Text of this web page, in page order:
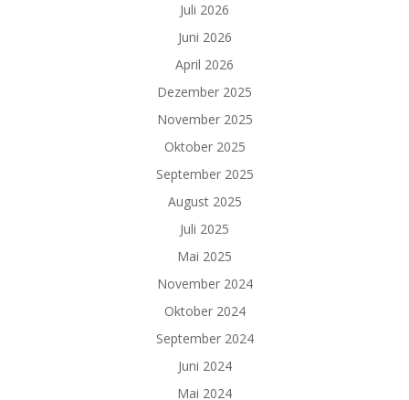
Juli 2026
Juni 2026
April 2026
Dezember 2025
November 2025
Oktober 2025
September 2025
August 2025
Juli 2025
Mai 2025
November 2024
Oktober 2024
September 2024
Juni 2024
Mai 2024